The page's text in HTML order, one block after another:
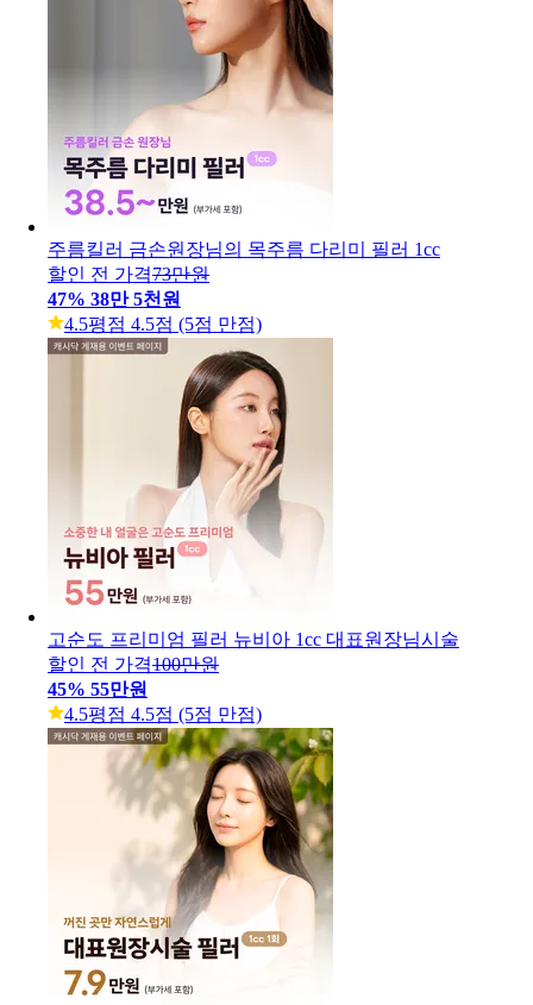
주름킬러 금손원장님의 목주름 다리미 필러 1cc
할인 전 가격73만원
47% 38만 5천원
4.5평점 4.5점 (5점 만점)
고순도 프리미엄 필러 뉴비아 1cc 대표원장님시술
할인 전 가격100만원
45% 55만원
4.5평점 4.5점 (5점 만점)